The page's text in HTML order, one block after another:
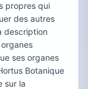
propres qui
des autres
description
ses organes
Botanique
sur la